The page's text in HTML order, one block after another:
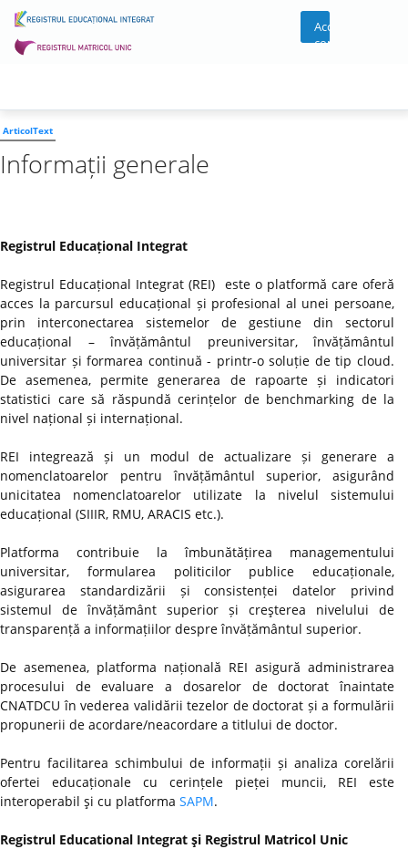
Acces
cont
ArticolText
Informații generale
Registrul Educațional Integrat
Registrul Educațional Integrat (REI) este o platformă care oferă
acces la parcursul educațional și profesional al unei persoane,
prin interconectarea sistemelor de gestiune din sectorul
educațional – învățământul preuniversitar, învățământul
universitar și formarea continuă - printr-o soluție de tip cloud.
De asemenea, permite generarea de rapoarte și indicatori
statistici care să răspundă cerințelor de benchmarking de la
nivel național și internațional.
REI integrează și un modul de actualizare și generare a
nomenclatoarelor pentru învățământul superior, asigurând
unicitatea nomenclatoarelor utilizate la nivelul sistemului
educațional (SIIIR, RMU, ARACIS etc.).
Platforma contribuie la îmbunătățirea managementului
universitar, formularea politicilor publice educaționale,
asigurarea standardizării și consistenței datelor privind
sistemul de învățământ superior și creşterea nivelului de
transparență a informațiilor despre învățământul superior.
De asemenea, platforma națională REI asigură administrarea
procesului de evaluare a dosarelor de doctorat înaintate
CNATDCU în vederea validării tezelor de doctorat și a formulării
propunerii de acordare/neacordare a titlului de doctor.
Pentru facilitarea schimbului de informații și analiza corelării
ofertei educaționale cu cerințele pieței muncii, REI este
interoperabil şi cu platforma SAPM.
Registrul Educational Integrat şi Registrul Matricol Unic